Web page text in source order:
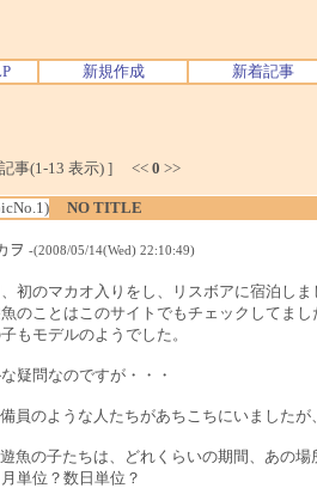
新規作成 新着記事
事(1-13 表示) ] << 0 >>
NO TITLE
ヲ -(2008/05/14(Wed) 22:10:49)
初のマカオ入りをし、リスボアに宿泊しま
のことはこのサイトでもチェックしてま
もモデルのようでした。
疑問なのですが・・・
員のような人たちがあちこちにいました
魚の子たちは、どれくらいの期間、あの場
単位？数日単位？